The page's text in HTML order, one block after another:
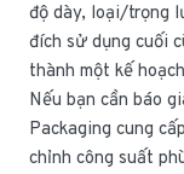
độ dày, loại/trọng
đích sử dụng cuối
thành một kế
Nếu bạn cần báo
Packaging cung
chỉnh công suất